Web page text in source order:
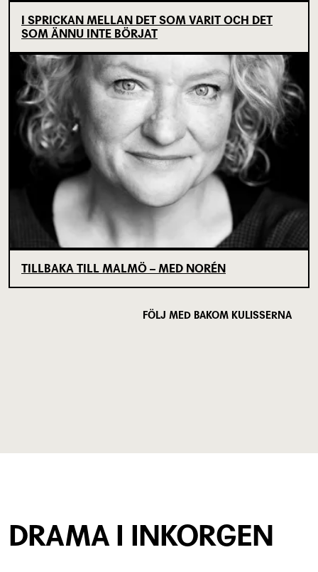
I SPRICKAN MELLAN DET SOM VARIT OCH DET
SOM ÄNNU INTE BÖRJAT
TILLBAKA TILL MALMÖ – MED NORÉN
FÖLJ MED BAKOM KULISSERNA
DRAMA I INKORGEN